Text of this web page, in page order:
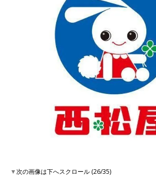
▼次の画像は下へスクロール (26/35)